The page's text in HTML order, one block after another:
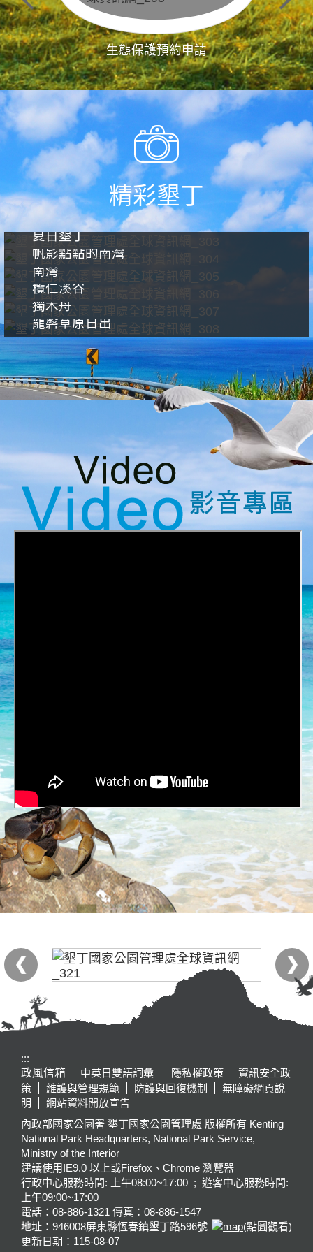
生態保護預約申請
精彩墾丁
夏日墾丁
帆影點點的南灣
南灣
欖仁溪谷
獨木舟
龍磐草原日出
:::
政風信箱
中英日雙語詞彙 隱私權政策
資訊安全政
策
維護與管理規範 防護與回復機制
無障礙網頁說
明
網站資料開放宣告
內政部國家公園署 墾丁國家公園管理處 版權所有 Kenting
National Park Headquarters, National Park Service,
Ministry of the Interior
建議使用IE9.0 以上或Firefox、Chrome 瀏覽器
行政中心服務時間: 上午08:00~17:00 ; 遊客中心服務時間:
上午09:00~17:00
電話：08-886-1321 傳真：08-886-1547
地址：946008屏東縣恆春鎮墾丁路596號
(點圖觀看)
更新日期： 115-08-07